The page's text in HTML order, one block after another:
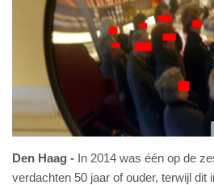
Den Haag
In 2014 was één op de
verdachten 50 jaar of ouder, terwijl dit